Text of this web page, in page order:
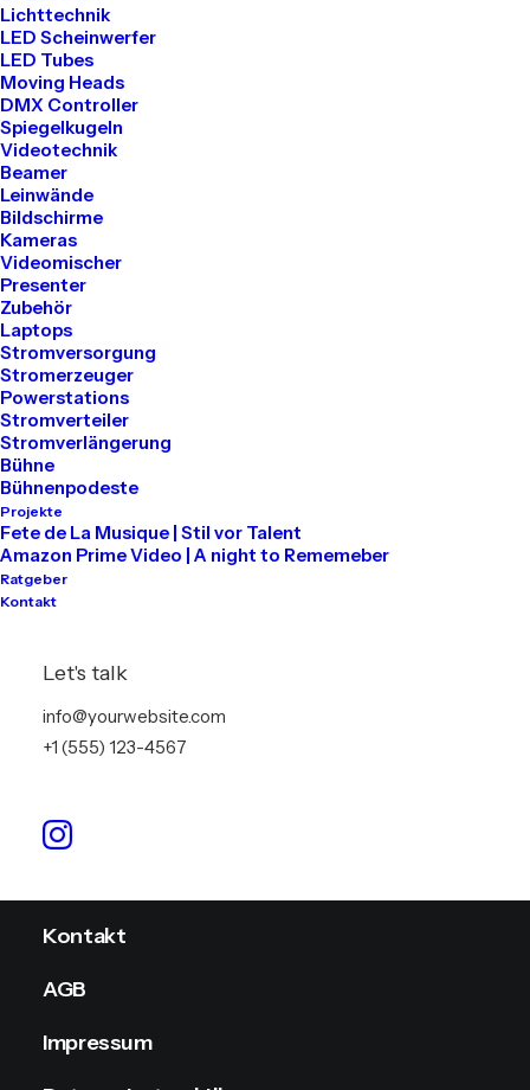
Lichttechnik
LED Scheinwerfer
LED Tubes
Moving Heads
DMX Controller
Spiegelkugeln
Videotechnik
Beamer
Leinwände
Bildschirme
Kameras
Videomischer
Presenter
Zubehör
Laptops
Stromversorgung
Stromerzeuger
Powerstations
Stromverteiler
Stromverlängerung
Bühne
Bühnenpodeste
Projekte
Fete de La Musique | Stil vor Talent
Amazon Prime Video | A night to Rememeber
Ratgeber
Kontakt
Let's talk
info@yourwebsite.com
+1 (555) 123-4567
Get in touch
Tel: 030 2000 5441
Mail: info@akari-audio.de
Unser Standort
Akari Events
Bessemerstraße 80
12013 Berlin
Mieten
Tontechnik
Videotechnik
Info
Kontakt
AGB
Impressum